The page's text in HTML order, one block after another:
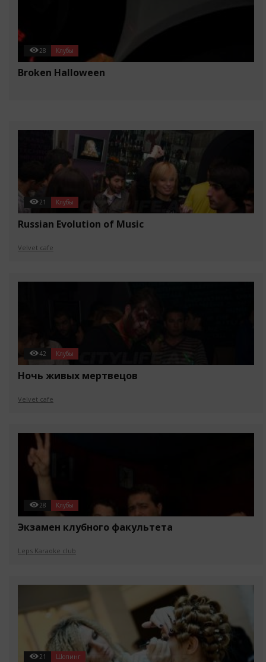
28 Клубы
Broken Halloween
21 Клубы
Russian Evolution of Music
Velvet cafe
42 Клубы
Ночь живых мертвецов
Velvet cafe
28 Клубы
Экзамен клубного факультета
Leps Karaoke club
21 Шопинг